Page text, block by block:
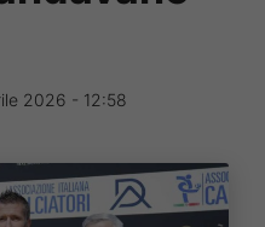
2026 - 12:58